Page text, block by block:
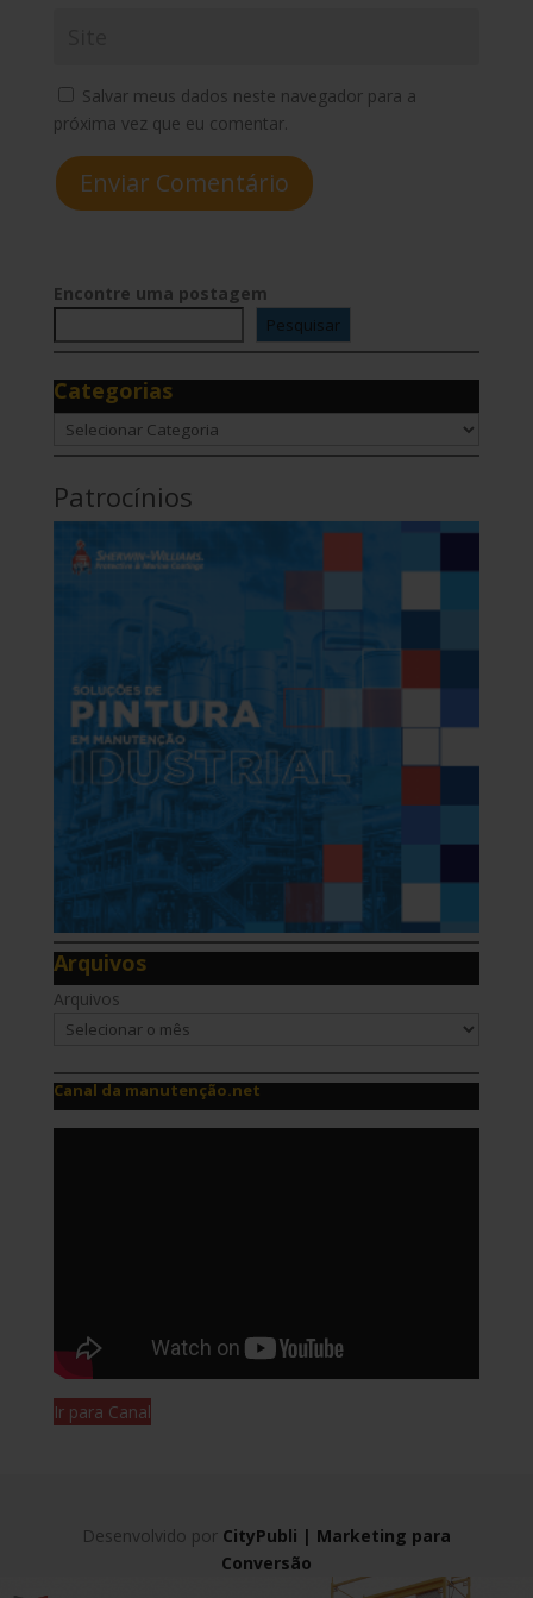
Salvar meus dados neste navegador para a
próxima vez que eu comentar.
Enviar Comentário
Encontre uma postagem
Pesquisar
Categorias
Categorias
Patrocínios
Arquivos
Arquivos
Canal da manutenção.net
Ir para Canal
Desenvolvido por CityPubli | Marketing para
Conversão